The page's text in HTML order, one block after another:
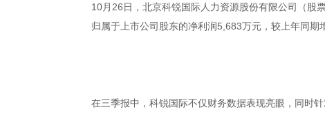
10月26日，北京科锐国际人力资源股份有限公司（股
归属于上市公司股东的净利润5,683万元，较上年同
在三季报中，科锐国际不仅财务数据表现亮眼，同时